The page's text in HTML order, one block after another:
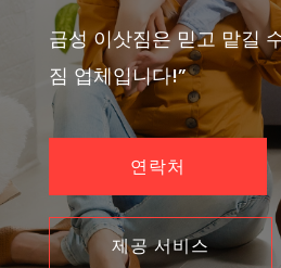
금성 이삿짐은 믿고 맡길
짐 업체입니다!”
연락처
제공 서비스